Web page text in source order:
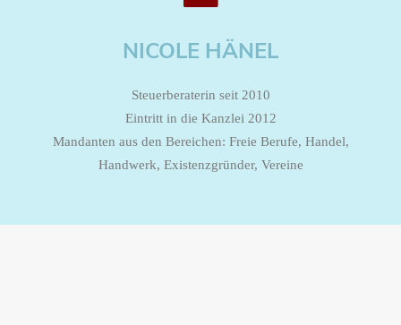
NICOLE HÄNEL
Steuerberaterin seit 2010
Eintritt in die Kanzlei 2012
Mandanten aus den Bereichen: Freie Berufe, Handel,
Handwerk, Existenzgründer, Vereine